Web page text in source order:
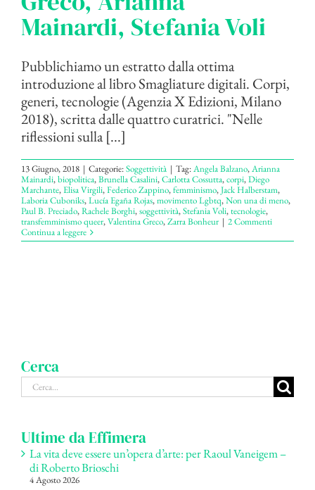
Mainardi, Stefania Voli
Pubblichiamo un estratto dalla ottima
introduzione al libro Smagliature digitali. Corpi,
generi, tecnologie (Agenzia X Edizioni, Milano
2018), scritta dalle quattro curatrici. "Nelle
riflessioni sulla [...]
13 Giugno, 2018 | Categorie:Soggettività | Tag:Angela Balzano,Arianna
Mainardi,biopolitica,Brunella Casalini,Carlotta Cossutta,corpi,Diego
Marchante,Elisa Virgili,Federico Zappino,femminismo,Jack Halberstam,
Laboria Cuboniks,Lucía Egaña Rojas,movimento Lgbtq,Non una di meno,
Paul B. Preciado,Rachele Borghi,soggettività,Stefania Voli,tecnologie,
transfemminismo queer,Valentina Greco,Zarra Bonheur | 2 Commenti
Continua a leggere
Cerca
Cerca
per:
Ultime da Effimera
La vita deve essere un’opera d’arte: per Raoul Vaneigem –
di Roberto Brioschi
4 Agosto 2026